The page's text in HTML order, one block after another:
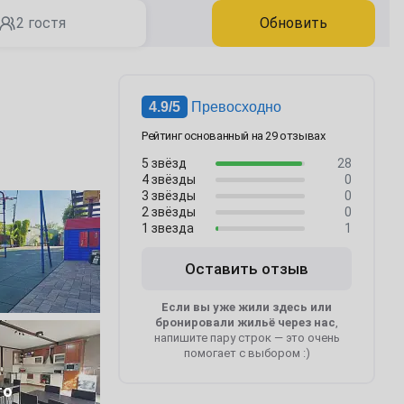
2 гостя Обновить
4.9/5 Превосходно
Рейтинг основанный на 29 отзывах
5 звёзд
28
4 звёзды
0
3 звёзды
0
2 звёзды
0
1 звезда
1
Оставить отзыв
Если вы уже жили здесь или
бронировали жильё через нас,
напишите пару строк — это очень
помогает с выбором :)